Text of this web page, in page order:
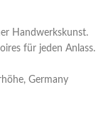
Handwerkskunst.
für jeden Anlass.
Germany